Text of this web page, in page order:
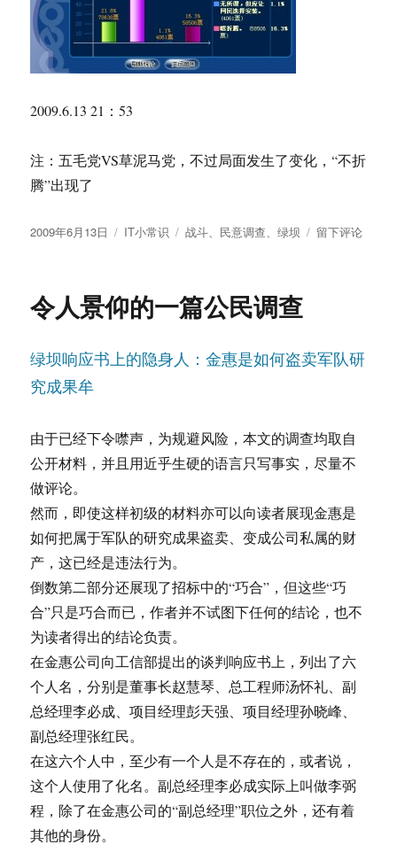
2009.6.13 21：53
注：五毛党VS草泥马党，不过局面发生了变化，“不折
腾”出现了
发
2009年6月13日
分
IT小常识
标
战斗、 民意调查、绿坝
于
代
留下评论
令人景仰的一篇公民调查
绿坝响应书上的隐身人：金惠是如何盗卖军队研
究成果牟
由于已经下令噤声，为规避风险，本文的调查均取自
公开材料，并且用近乎生硬的语言只写事实，尽量不
做评论。
然而，即使这样初级的材料亦可以向读者展现金惠是
如何把属于军队的研究成果盗卖、变成公司私属的财
产，这已经是违法行为。
倒数第二部分还展现了招标中的“巧合”，但这些“巧
合”只是巧合而已，作者并不试图下任何的结论，也不
为读者得出的结论负责。
在金惠公司向工信部提出的谈判响应书上，列出了六
个人名，分别是董事长赵慧琴、总工程师汤怀礼、副
总经理李必成、项目经理彭天强、项目经理孙晓峰、
副总经理张红民。
在这六个人中，至少有一个人是不存在的，或者说，
这个人使用了化名。副总经理李必成实际上叫做李弼
程，除了在金惠公司的“副总经理”职位之外，还有着
其他的身份。